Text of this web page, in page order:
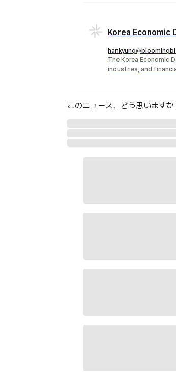
Korea Economic
The Korea Economic
industries, and
このニュース、どう思いますか